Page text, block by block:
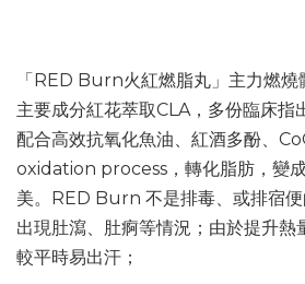
「RED Burn火紅燃脂丸」主力燃燒
主要成分紅花萃取CLA，多份臨床指
配合高效抗氧化魚油、紅酒多酚、
oxidation process，轉化脂肪，變
美。RED Burn 不是排毒、或排宿
出現肚瀉、肚痾等情況；由於提升熱
較平時易出汗；